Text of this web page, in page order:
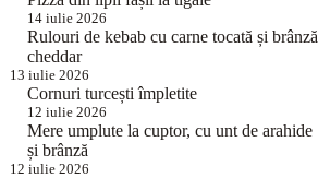
14 iulie 2026
Rulouri de kebab cu carne tocată și brânză
cheddar
13 iulie 2026
Cornuri turcești împletite
12 iulie 2026
Mere umplute la cuptor, cu unt de arahide
și brânză
12 iulie 2026